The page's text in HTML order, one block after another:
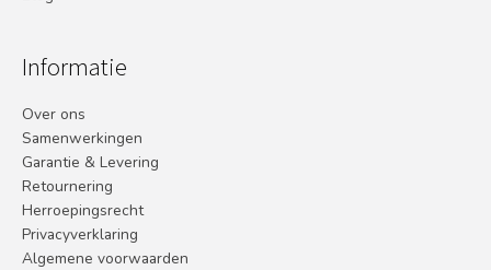
Informatie
Over ons
Samenwerkingen
Garantie & Levering
Retournering
Herroepingsrecht
Privacyverklaring
Algemene voorwaarden